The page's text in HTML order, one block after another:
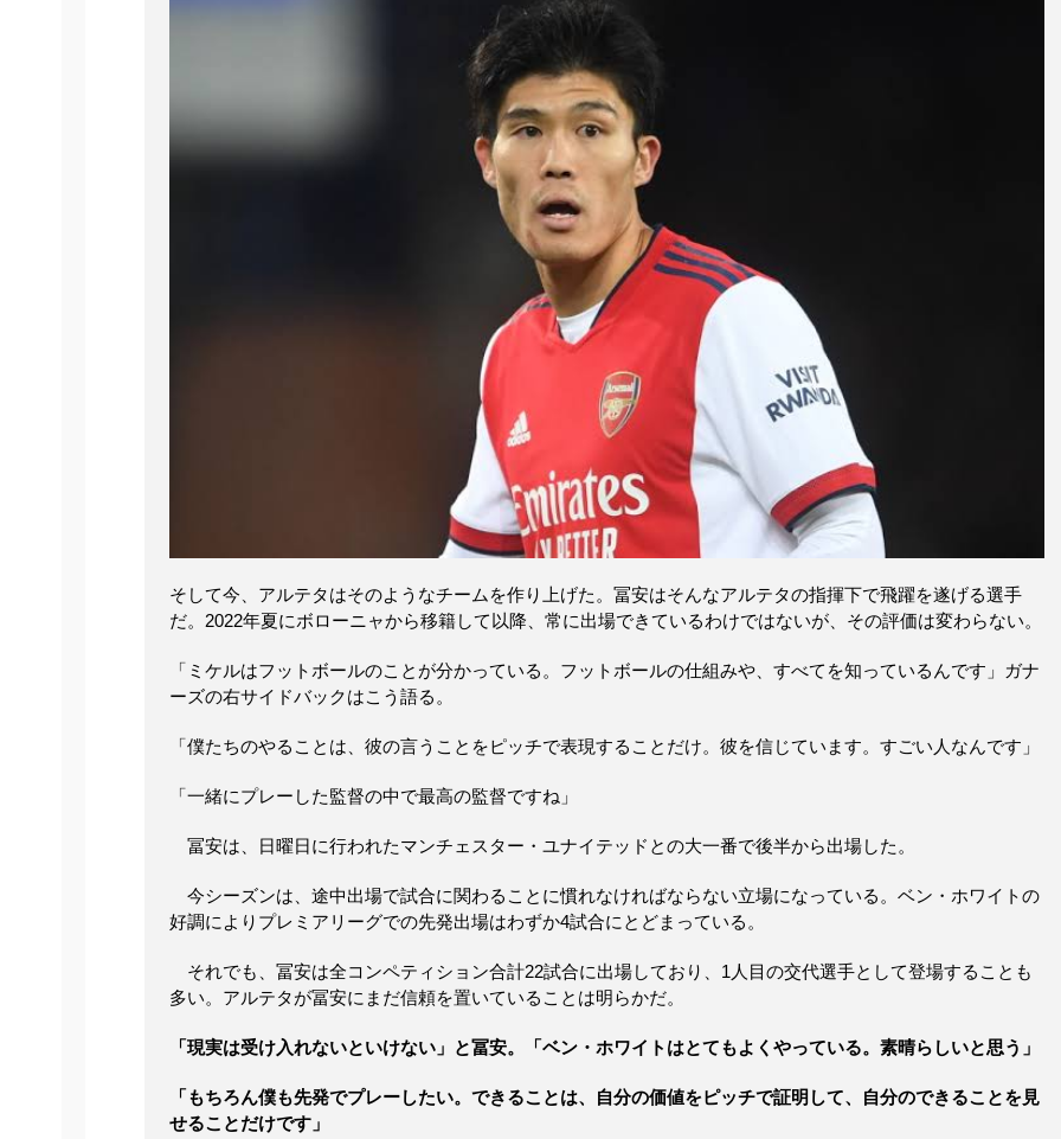
そして今、アルテタはそのようなチームを作り上げた。冨安はそんなアルテタの指揮下で飛躍を遂げる選手
だ。2022年夏にボローニャから移籍して以降、常に出場できているわけではないが、その評価は変わらない。
「ミケルはフットボールのことが分かっている。フットボールの仕組みや、すべてを知っているんです」ガナ
ーズの右サイドバックはこう語る。
「僕たちのやることは、彼の言うことをピッチで表現することだけ。彼を信じています。すごい人なんです」
「一緒にプレーした監督の中で最高の監督ですね」
冨安は、日曜日に行われたマンチェスター・ユナイテッドとの大一番で後半から出場した。
今シーズンは、途中出場で試合に関わることに慣れなければならない立場になっている。ベン・ホワイトの
好調によりプレミアリーグでの先発出場はわずか4試合にとどまっている。
それでも、冨安は全コンペティション合計22試合に出場しており、1人目の交代選手として登場することも
多い。アルテタが冨安にまだ信頼を置いていることは明らかだ。
「現実は受け入れないといけない」と冨安。「ベン・ホワイトはとてもよくやっている。素晴らしいと思う」
「もちろん僕も先発でプレーしたい。できることは、自分の価値をピッチで証明して、自分のできることを見
せることだけです」